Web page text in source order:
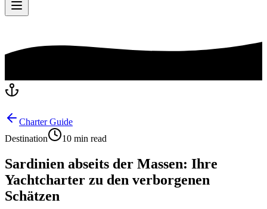
Charter Guide
Destination
10 min read
Sardinien abseits der Massen: Ihre
Yachtcharter zu den verborgenen
Schätzen